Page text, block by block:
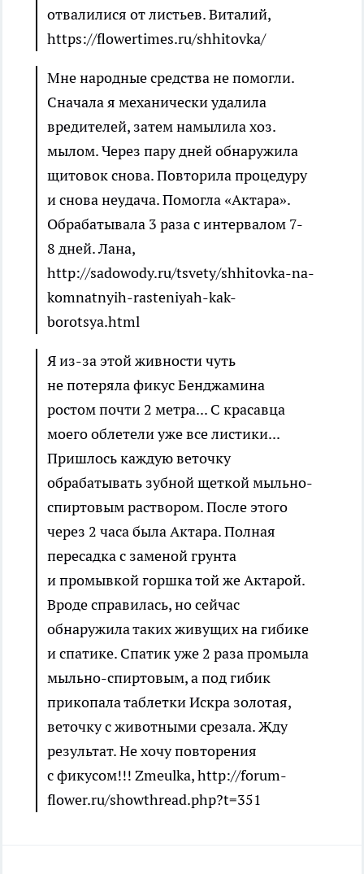
отвалилися от листьев.Виталий,
https://flowertimes.ru/shhitovka/
Мне народные средства не помогли.
Сначала я механически удалила
вредителей, затем намылила хоз.
мылом. Через пару дней обнаружила
щитовок снова. Повторила процедуру
и снова неудача. Помогла «Актара».
Обрабатывала 3 раза с интервалом 7-
8 дней.Лана,
http://sadowody.ru/tsvety/shhitovka-na-
komnatnyih-rasteniyah-kak-
borotsya.html
Я из-за этой живности чуть
не потеряла фикус Бенджамина
ростом почти 2 метра... С красавца
моего облетели уже все листики...
Пришлось каждую веточку
обрабатывать зубной щеткой мыльно-
спиртовым раствором. После этого
через 2 часа была Актара. Полная
пересадка с заменой грунта
и промывкой горшка той же Актарой.
Вроде справилась, но сейчас
обнаружила таких живущих на гибике
и спатике. Спатик уже 2 раза промыла
мыльно-спиртовым, а под гибик
прикопала таблетки Искра золотая,
веточку с животными срезала. Жду
результат. Не хочу повторения
с фикусом!!! Zmeulka,http://forum-
flower.ru/showthread.php?t=351